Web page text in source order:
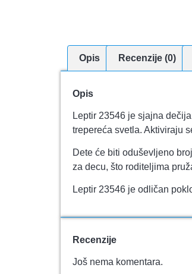
Opis Recenzije (0)
Opis
Leptir 23546 je sjajna
trepereća svetla. Aktiviraju
Dete će biti oduševljeno
za decu, što roditeljima
Leptir 23546 je odličan
Recenzije
Još nema komentara.